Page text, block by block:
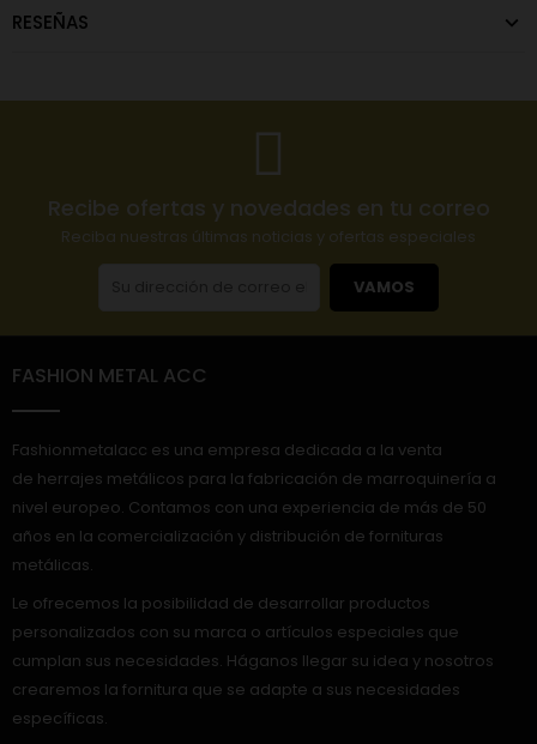
RESEÑAS
Recibe ofertas y novedades en tu correo
Reciba nuestras últimas noticias y ofertas especiales
VAMOS
FASHION METAL ACC
Fashionmetalacc es una empresa dedicada a la venta
de herrajes metálicos para la fabricación de marroquinería a
nivel europeo. Contamos con una experiencia de más de 50
años en la comercialización y distribución de fornituras
metálicas.
Le ofrecemos la posibilidad de desarrollar productos
personalizados con su marca o artículos especiales que
cumplan sus necesidades. Háganos llegar su idea y nosotros
crearemos la fornitura que se adapte a sus necesidades
específicas.